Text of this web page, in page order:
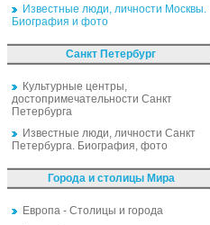
Известные люди, личности Москвы.
Биография и фото
Санкт Петербург
Культурные центры,
достопримечательности Санкт
Петербурга
Известные люди, личности Санкт
Петербурга. Биография, фото
Города и столицы Мира
Европа - Столицы и города